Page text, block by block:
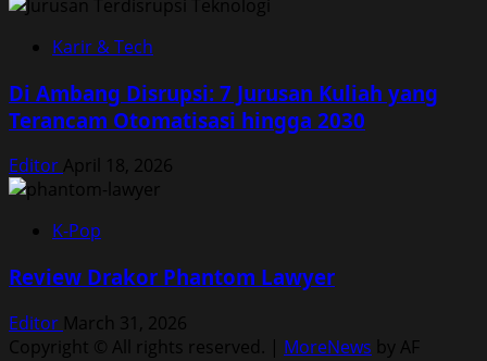
Karir & Tech
Di Ambang Disrupsi: 7 Jurusan Kuliah yang
Terancam Otomatisasi hingga 2030
Editor April 18, 2026
K-Pop
Review Drakor Phantom Lawyer
Editor March 31, 2026
Copyright © All rights reserved. | MoreNews by AF